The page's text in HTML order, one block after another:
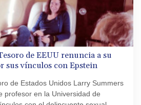
de EEUU renuncia a su
sus vínculos con Epstein
de Estados Unidos Larry Summers
profesor en la Universidad de